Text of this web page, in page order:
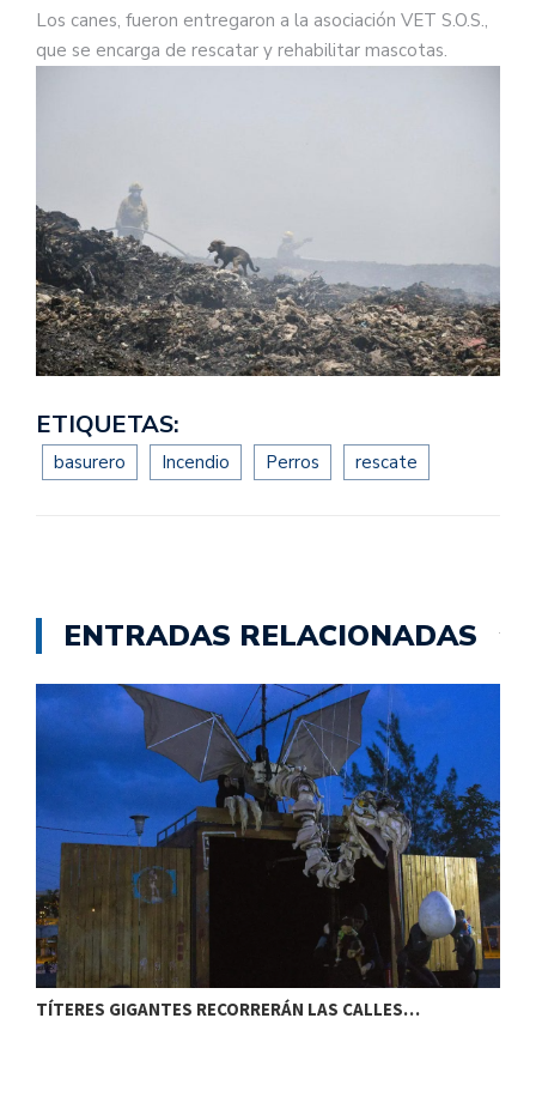
Los canes, fueron entregaron a la asociación VET S.O.S.,
que se encarga de rescatar y rehabilitar mascotas.
ETIQUETAS:
basurero Incendio Perros rescate
ENTRADAS RELACIONADAS
TÍTERES GIGANTES RECORRERÁN LAS CALLES…